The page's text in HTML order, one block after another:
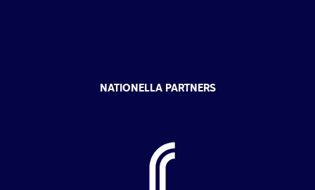
NATIONELLA PARTNERS